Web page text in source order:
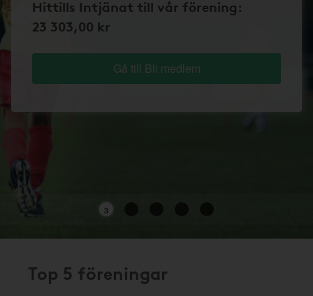
Hittills Intjänat till vår förening:
23 303,00 kr
Gå till Bli medlem
3
Top 5 föreningar